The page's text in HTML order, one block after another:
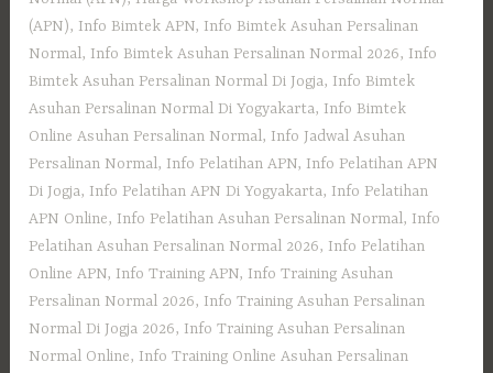
(APN), Info Bimtek APN, Info Bimtek Asuhan Persalinan
Normal, Info Bimtek Asuhan Persalinan Normal 2026, Info
Bimtek Asuhan Persalinan Normal Di Jogja, Info Bimtek
Asuhan Persalinan Normal Di Yogyakarta, Info Bimtek
Online Asuhan Persalinan Normal, Info Jadwal Asuhan
Persalinan Normal, Info Pelatihan APN, Info Pelatihan APN
Di Jogja, Info Pelatihan APN Di Yogyakarta, Info Pelatihan
APN Online, Info Pelatihan Asuhan Persalinan Normal, Info
Pelatihan Asuhan Persalinan Normal 2026, Info Pelatihan
Online APN, Info Training APN, Info Training Asuhan
Persalinan Normal 2026, Info Training Asuhan Persalinan
Normal Di Jogja 2026, Info Training Asuhan Persalinan
Normal Online, Info Training Online Asuhan Persalinan